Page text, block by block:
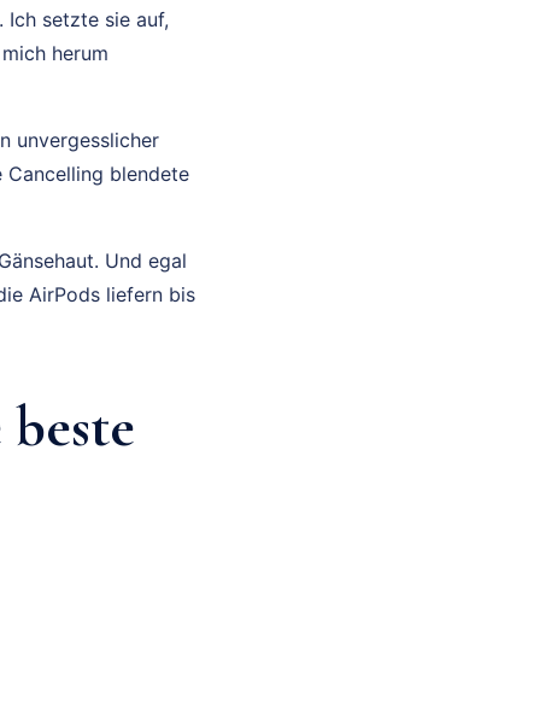
Ich setzte sie auf,
herum
unvergesslicher
Cancelling blendete
Und egal
AirPods liefern bis